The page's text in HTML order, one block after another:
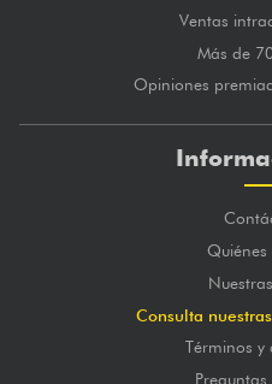
Ventas
Más de
Opiniones
Quiénes
Consulta
Términos y
Preguntas